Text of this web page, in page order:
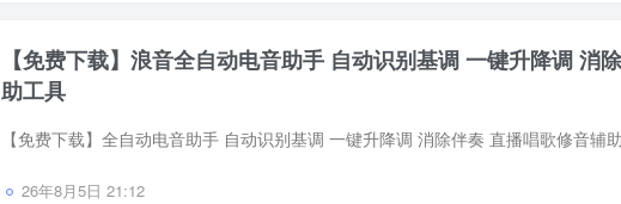
【免费下载】浪音全自动电音助手 自动识别基调 一键升降调 消
助工具
【免费下载】全自动电音助手 自动识别基调 一键升降调 消除伴奏 直播唱歌修音辅
26年8月5日 21:12